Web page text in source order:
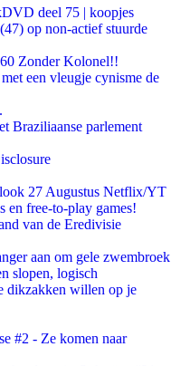
deel 75 | koopjes
op non-actief stuurde
Zonder Kolonel!!
een vleugje cynisme de
Braziliaanse parlement
27 Augustus Netflix/YT
en free-to-play games!
van de Eredivisie
aan om gele zwembroek
slopen, logisch
dikzakken willen op je
#2 - Ze komen naar